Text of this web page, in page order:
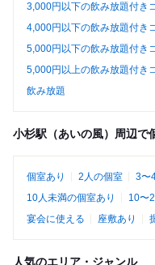
3,000円以下の飲み放題付き
4,000円以下の飲み放題付き
5,000円以下の飲み放題付き
5,000円以上の飲み放題付き
飲み放題
小杉駅（あいの風）周辺で
個室あり 2人の個室 3〜
10人未満の個室あり
10〜
宴会に使える
座敷あり
人気のエリア・ジャンル